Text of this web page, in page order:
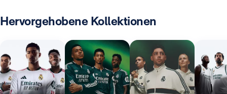
Hervorgehobene Kollektionen